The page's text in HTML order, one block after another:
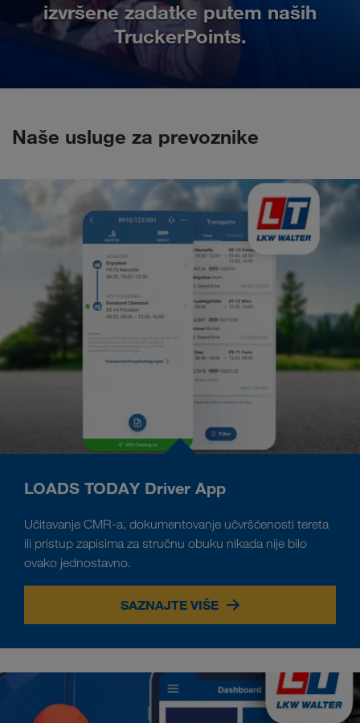
izvršene zadatke putem naših
TruckerPoints.
Naše usluge za prevoznike
LOADS TODAY Driver App
Učitavanje CMR-a, dokumentovanje učvršćenosti tereta
ili pristup zapisima za stručnu obuku nikada nije bilo
ovako jednostavno.
SAZNAJTE VIŠE